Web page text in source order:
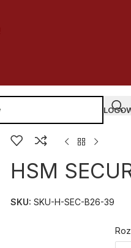
HSM
SKU: SKU-H-SEC-B26-39